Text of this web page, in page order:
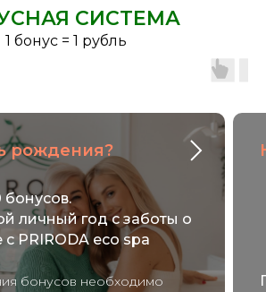
СИСТЕМА
1 бонус = 1 рубль
рождения?
личный год с заботы о
с PRIRODA eco spa
бонусов необходимо